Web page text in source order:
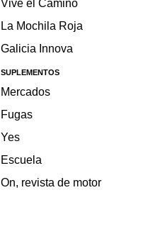
Vive el Camino
La Mochila Roja
Galicia Innova
SUPLEMENTOS
Mercados
Fugas
Yes
Escuela
On, revista de motor